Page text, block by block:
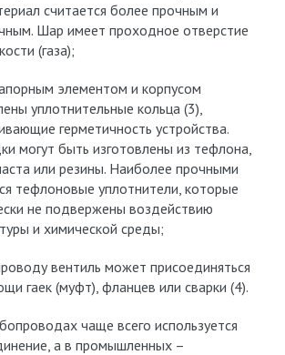
считается более прочным и
Шар имеет проходное отверстие
(газа);
элементом и корпусом
уплотнительные кольца (3),
герметичность устройства.
могут быть изготовлены из тефлона,
или резины. Наиболее прочными
тефлоновые уплотнители, которые
не подвержены воздействию
и химической среды;
вентиль может присоединяться
гаек (муфт), фланцев или сварки (4).
чаще всего используется
а в промышленных –